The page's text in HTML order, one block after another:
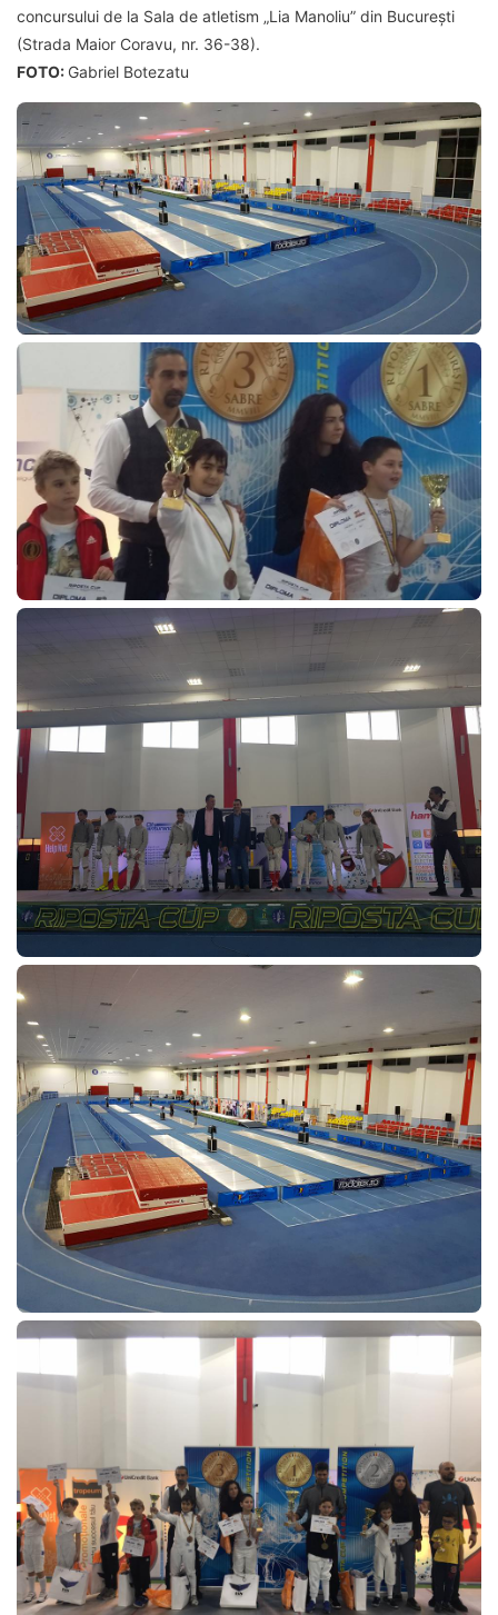
concursului de la Sala de atletism „Lia Manoliu” din București
(Strada Maior Coravu, nr. 36-38).
FOTO: Gabriel Botezatu